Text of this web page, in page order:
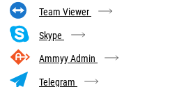
Team Viewer
Skype
Ammyy Admin
Telegram